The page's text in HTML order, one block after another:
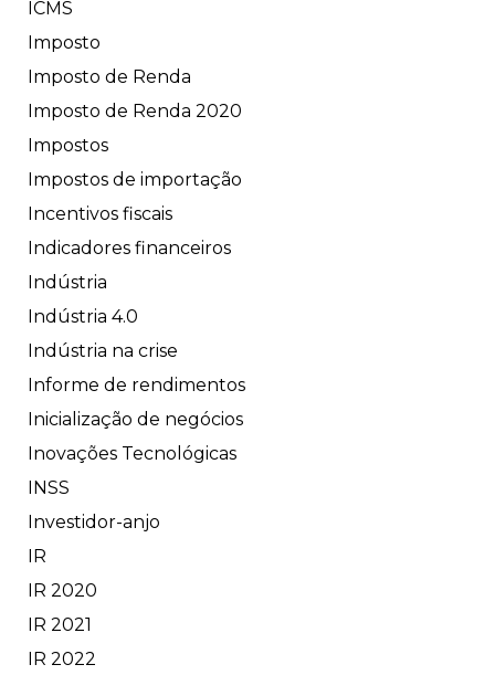
ICMS
Imposto
Imposto de Renda
Imposto de Renda 2020
Impostos
Impostos de importação
Incentivos fiscais
Indicadores financeiros
Indústria
Indústria 4.0
Indústria na crise
Informe de rendimentos
Inicialização de negócios
Inovações Tecnológicas
INSS
Investidor-anjo
IR
IR 2020
IR 2021
IR 2022